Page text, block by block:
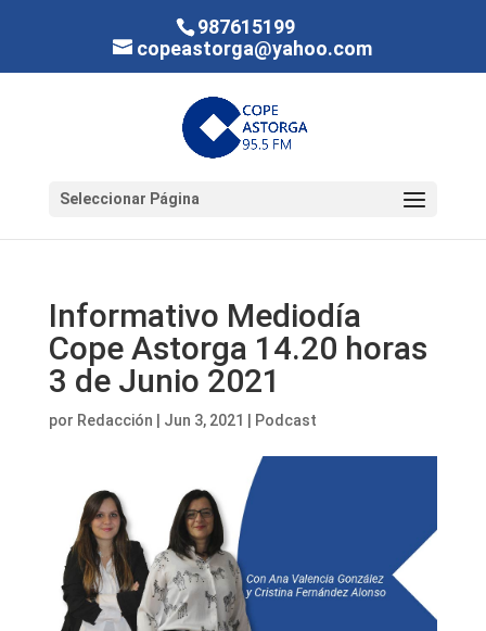
987615199
copeastorga@yahoo.com
Seleccionar Página
Informativo Mediodía
Cope Astorga 14.20 horas
3 de Junio 2021
por Redacción Jun 3, 2021 Podcast